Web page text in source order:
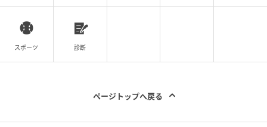
スポーツ 診断
ページトップへ戻る